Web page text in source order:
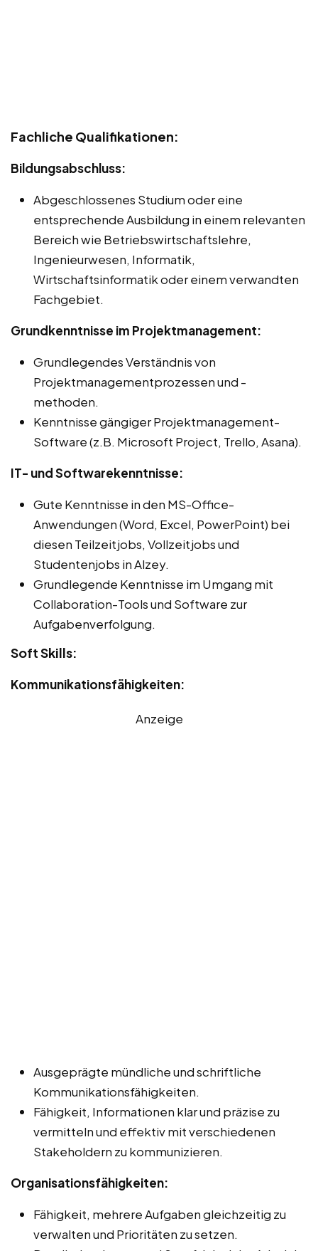
Fachliche Qualifikationen:
Bildungsabschluss:
Abgeschlossenes Studium oder eine
entsprechende Ausbildung in einem relevanten
Bereich wie Betriebswirtschaftslehre,
Ingenieurwesen, Informatik,
Wirtschaftsinformatik oder einem verwandten
Fachgebiet.
Grundkenntnisse im Projektmanagement:
Grundlegendes Verständnis von
Projektmanagementprozessen und -
methoden.
Kenntnisse gängiger Projektmanagement-
Software (z.B. Microsoft Project, Trello, Asana).
IT- und Softwarekenntnisse:
Gute Kenntnisse in den MS-Office-
Anwendungen (Word, Excel, PowerPoint) bei
diesen Teilzeitjobs, Vollzeitjobs und
Studentenjobs in Alzey.
Grundlegende Kenntnisse im Umgang mit
Collaboration-Tools und Software zur
Aufgabenverfolgung.
Soft Skills:
Kommunikationsfähigkeiten:
Anzeige
Ausgeprägte mündliche und schriftliche
Kommunikationsfähigkeiten.
Fähigkeit, Informationen klar und präzise zu
vermitteln und effektiv mit verschiedenen
Stakeholdern zu kommunizieren.
Organisationsfähigkeiten:
Fähigkeit, mehrere Aufgaben gleichzeitig zu
verwalten und Prioritäten zu setzen.